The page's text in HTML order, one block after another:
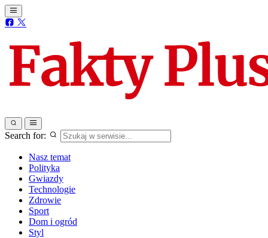
Search for:
Nasz temat
Polityka
Gwiazdy
Technologie
Zdrowie
Sport
Dom i ogród
Styl